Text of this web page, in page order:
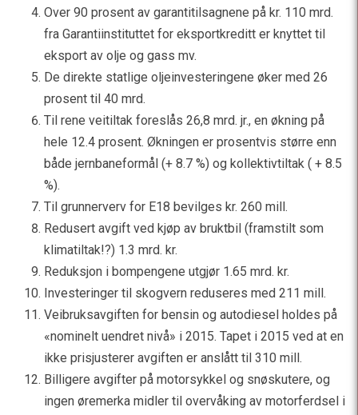
Over 90 prosent av garantitilsagnene på kr. 110 mrd.
fra Garantiinstituttet for eksportkreditt er knyttet til
eksport av olje og gass mv.
De direkte statlige oljeinvesteringene øker med 26
prosent til 40 mrd.
Til rene veitiltak foreslås 26,8 mrd. jr., en økning på
hele 12.4 prosent. Økningen er prosentvis større enn
både jernbaneformål (+ 8.7 %) og kollektivtiltak ( + 8.5
%).
Til grunnerverv for E18 bevilges kr. 260 mill.
Redusert avgift ved kjøp av bruktbil (framstilt som
klimatiltak!?) 1.3 mrd. kr.
Reduksjon i bompengene utgjør 1.65 mrd. kr.
Investeringer til skogvern reduseres med 211 mill.
Veibruksavgiften for bensin og autodiesel holdes på
«nominelt uendret nivå» i 2015. Tapet i 2015 ved at en
ikke prisjusterer avgiften er anslått til 310 mill.
Billigere avgifter på motorsykkel og snøskutere, og
ingen øremerka midler til overvåking av motorferdsel i